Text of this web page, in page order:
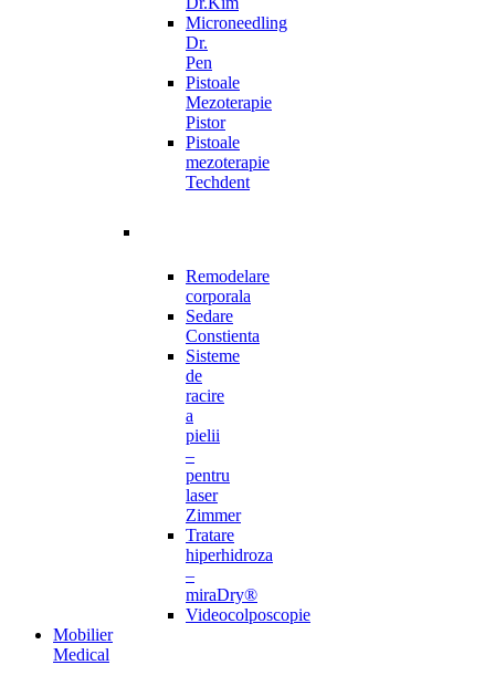
Microneedling
Dr.
Pen
Pistoale
Mezoterapie
Pistor
Pistoale
mezoterapie
Techdent
Remodelare
corporala
Sedare
Constienta
Sisteme
de
racire
a
pielii
–
pentru
laser
Zimmer
Tratare
hiperhidroza
–
miraDry®
Videocolposcopie
Mobilier
Medical